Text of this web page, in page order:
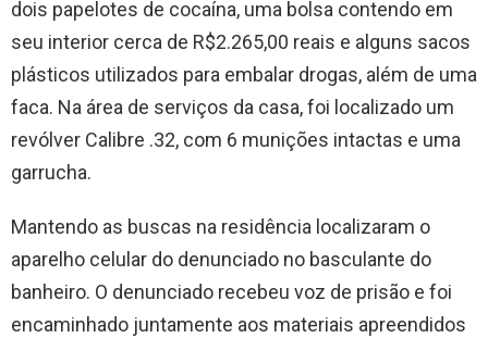
dois papelotes de cocaína, uma bolsa contendo em
seu interior cerca de R$2.265,00 reais e alguns sacos
plásticos utilizados para embalar drogas, além de uma
faca. Na área de serviços da casa, foi localizado um
revólver Calibre .32, com 6 munições intactas e uma
garrucha.
Mantendo as buscas na residência localizaram o
aparelho celular do denunciado no basculante do
banheiro. O denunciado recebeu voz de prisão e foi
encaminhado juntamente aos materiais apreendidos